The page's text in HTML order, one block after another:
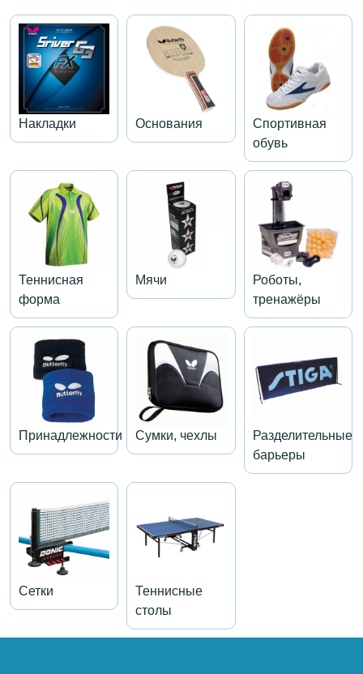
Накладки Основания
Спортивная
обувь
Теннисная
форма
Мячи
Роботы,
тренажёры
Принадлежности Сумки, чехлы
Разделительные
барьеры
Сетки
Теннисные
столы